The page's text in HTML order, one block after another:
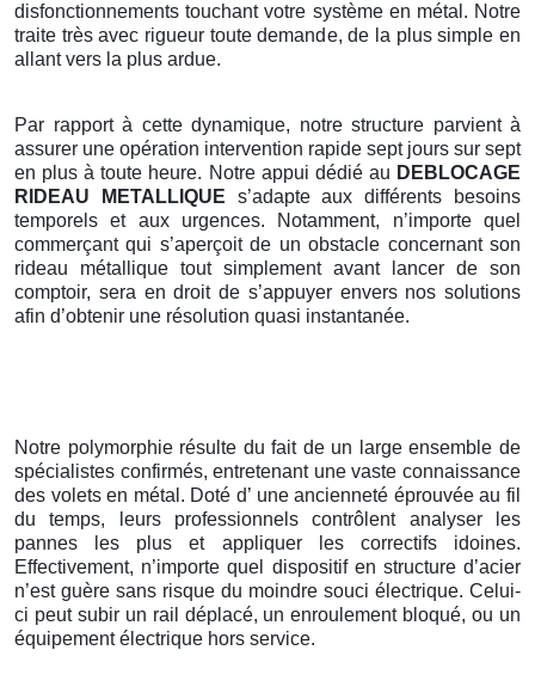
disfonctionnements touchant votre système en métal. Notre
traite très avec rigueur toute demande, de la plus simple en
allant vers la plus ardue.
Par rapport à cette dynamique, notre structure parvient à
assurer une opération intervention rapide sept jours sur sept
en plus à toute heure. Notre appui dédié au DEBLOCAGE
RIDEAU METALLIQUE s’adapte aux différents besoins
temporels et aux urgences. Notamment, n’importe quel
commerçant qui s’aperçoit de un obstacle concernant son
rideau métallique tout simplement avant lancer de son
comptoir, sera en droit de s’appuyer envers nos solutions
afin d’obtenir une résolution quasi instantanée.
Notre polymorphie résulte du fait de un large ensemble de
spécialistes confirmés, entretenant une vaste connaissance
des volets en métal. Doté d’ une ancienneté éprouvée au fil
du temps, leurs professionnels contrôlent analyser les
pannes les plus et appliquer les correctifs idoines.
Effectivement, n’importe quel dispositif en structure d’acier
n’est guère sans risque du moindre souci électrique. Celui-
ci peut subir un rail déplacé, un enroulement bloqué, ou un
équipement électrique hors service.